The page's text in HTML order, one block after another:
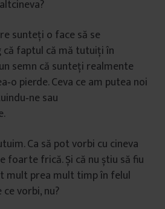
sunteți o face să se
că faptul că mă tutuiţi în
semn că sunteți realmente
pierde. Ceva ce am putea noi
sau
Ca să pot vorbi cu cineva
foarte frică. Și că nu știu să fiu
mult prea mult timp în felul
vorbi, nu?